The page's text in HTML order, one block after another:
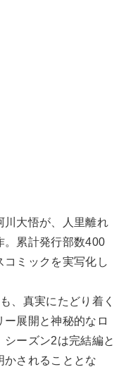
川大悟が、人里離れ
。累計発行部数400
ミックを実写化し
、真実にたどり着く
展開と神秘的なロ
ーズン2は完結編と
かされることとな